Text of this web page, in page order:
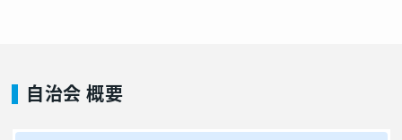
自治会 概要